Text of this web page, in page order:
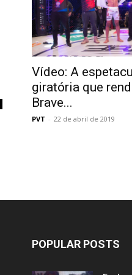
Vídeo: A
giratória que
Brave...
PVT - 22 de abril de 2019
POPULAR POSTS